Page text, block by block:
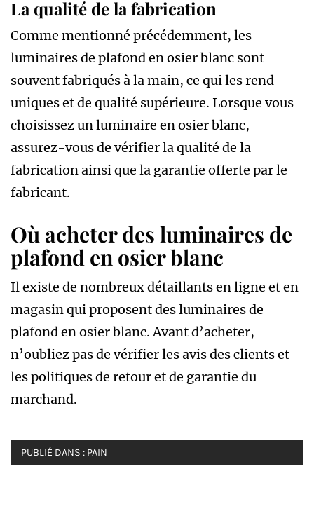
La qualité de la fabrication
Comme mentionné précédemment, les
luminaires de plafond en osier blanc sont
souvent fabriqués à la main, ce qui les rend
uniques et de qualité supérieure. Lorsque vous
choisissez un luminaire en osier blanc,
assurez-vous de vérifier la qualité de la
fabrication ainsi que la garantie offerte par le
fabricant.
Où acheter des luminaires de
plafond en osier blanc
Il existe de nombreux détaillants en ligne et en
magasin qui proposent des luminaires de
plafond en osier blanc. Avant d’acheter,
n’oubliez pas de vérifier les avis des clients et
les politiques de retour et de garantie du
marchand.
PUBLIÉ DANS : PAIN